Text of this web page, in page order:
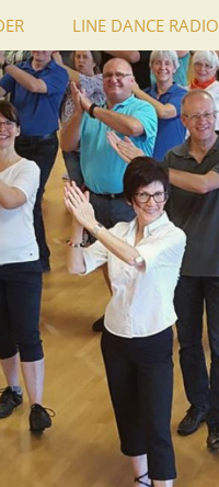
LINE DANCE RADIO